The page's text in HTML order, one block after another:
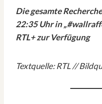
Die gesamte
22:35 Uhr in
RTL+ zur Verfügung
Textquelle: RTL //